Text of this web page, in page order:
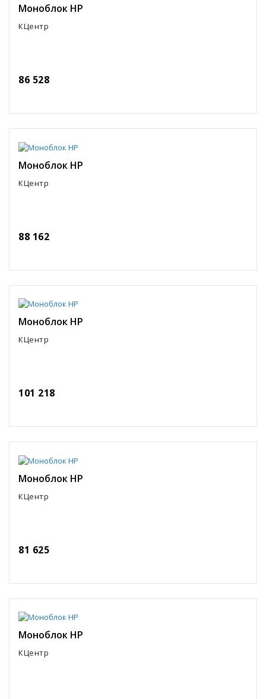
Моноблок HP
КЦентр
86 528
Моноблок HP
КЦентр
88 162
Моноблок HP
КЦентр
101 218
Моноблок HP
КЦентр
81 625
Моноблок HP
КЦентр